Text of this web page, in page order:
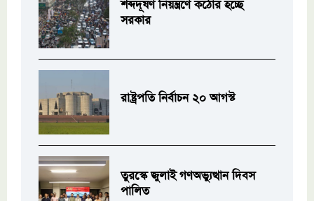
শব্দদূষণ নিয়ন্ত্রণে কঠোর হচ্ছে
সরকার
রাষ্ট্রপতি নির্বাচন ২০ আগস্ট
তুরস্কে জুলাই গণঅভ্যুত্থান দিবস
পালিত